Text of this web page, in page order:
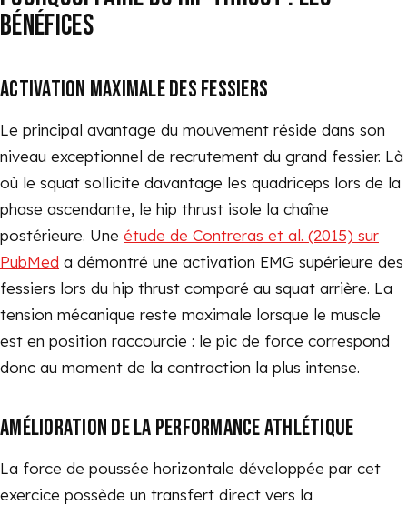
BÉNÉFICES
ACTIVATION MAXIMALE DES FESSIERS
Le principal avantage du mouvement réside dans son
niveau exceptionnel de recrutement du grand fessier. Là
où le squat sollicite davantage les quadriceps lors de la
phase ascendante, le hip thrust isole la chaîne
postérieure. Une étude de Contreras et al. (2015) sur
PubMed a démontré une activation EMG supérieure des
fessiers lors du hip thrust comparé au squat arrière. La
tension mécanique reste maximale lorsque le muscle
est en position raccourcie : le pic de force correspond
donc au moment de la contraction la plus intense.
AMÉLIORATION DE LA PERFORMANCE ATHLÉTIQUE
La force de poussée horizontale développée par cet
exercice possède un transfert direct vers la